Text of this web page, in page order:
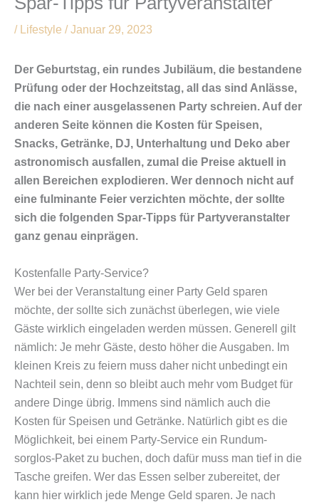
/ Lifestyle /Januar 29, 2023
Der Geburtstag, ein rundes Jubiläum, die bestandene
Prüfung oder der Hochzeitstag, all das sind Anlässe,
die nach einer ausgelassenen Party schreien. Auf der
anderen Seite können die Kosten für Speisen,
Snacks, Getränke, DJ, Unterhaltung und Deko aber
astronomisch ausfallen, zumal die Preise aktuell in
allen Bereichen explodieren. Wer dennoch nicht auf
eine fulminante Feier verzichten möchte, der sollte
sich die folgenden Spar-Tipps für Partyveranstalter
ganz genau einprägen.
Kostenfalle Party-Service?
Wer bei der Veranstaltung einer Party Geld sparen
möchte, der sollte sich zunächst überlegen, wie viele
Gäste wirklich eingeladen werden müssen. Generell gilt
nämlich: Je mehr Gäste, desto höher die Ausgaben. Im
kleinen Kreis zu feiern muss daher nicht unbedingt ein
Nachteil sein, denn so bleibt auch mehr vom Budget für
andere Dinge übrig. Immens sind nämlich auch die
Kosten für Speisen und Getränke. Natürlich gibt es die
Möglichkeit, bei einem Party-Service ein Rundum-
sorglos-Paket zu buchen, doch dafür muss man tief in die
Tasche greifen. Wer das Essen selber zubereitet, der
kann hier wirklich jede Menge Geld sparen. Je nach